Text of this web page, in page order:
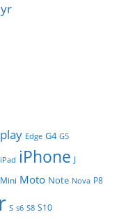
Edge G4 G5
iPad iPhone J
Mini Moto Note Nova P8
S s6 S8 S10